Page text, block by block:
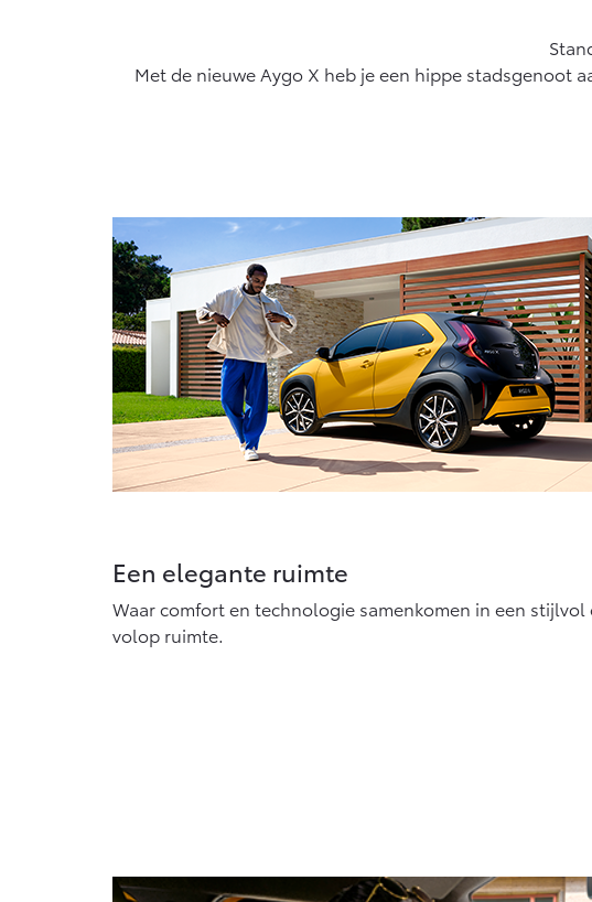
BTW)
Vanaf € 46.301,-
Hilux
OOK ALS
Vanaf €
Met de nieuwe Aygo X heb je een hippe stadsgenoot
Een elegante ruimte
Waar comfort en technologie samenkomen in een
volop ruimte.